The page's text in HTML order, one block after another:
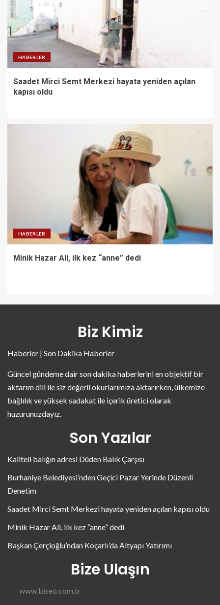
HABERLER
Saadet Mirci Semt Merkezi hayata yeniden açılan
kapısı oldu
HABERLER
Minik Hazar Ali, ilk kez “anne” dedi
Biz Kimiz
Haberler | Son Dakika Haberler
Güncel gündeme dair son dakika haberlerini en objektif bir
aktarım dili ile siz değerli okurlarımıza aktarırken, ülkemize
bağlılık ve yüksek sadakat ile içerik üretici olarak
huzurunuzdayız.
Son Yazılar
Kaliteli balığın adresi Düden Balık Çarşısı
Burhaniye Belediyesi’nden Geçici Pazar Yerinde Düzenli
Denetim
Saadet Mirci Semt Merkezi hayata yeniden açılan kapısı oldu
Minik Hazar Ali, ilk kez “anne” dedi
Başkan Çerçioğlu’ndan Koçarlı’da Altyapı Yatırımı
Bize Ulaşın
www.biseo.com.tr